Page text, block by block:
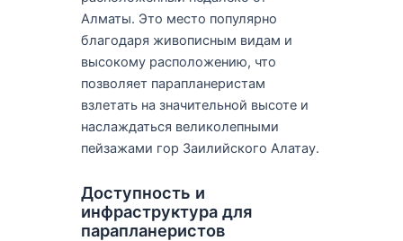
Алматы. Это место популярно
благодаря живописным видам и
высокому расположению, что
позволяет парапланеристам
взлетать на значительной высоте и
наслаждаться великолепными
пейзажами гор Заилийского Алатау.
Доступность и
инфраструктура для
парапланеристов